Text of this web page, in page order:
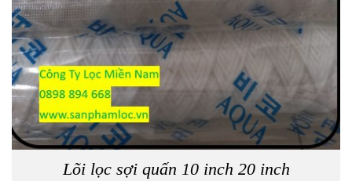
Lõi lọc sợi quấn 10 inch 20 inch